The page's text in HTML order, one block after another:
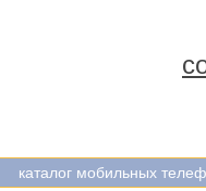
каталог мобильных